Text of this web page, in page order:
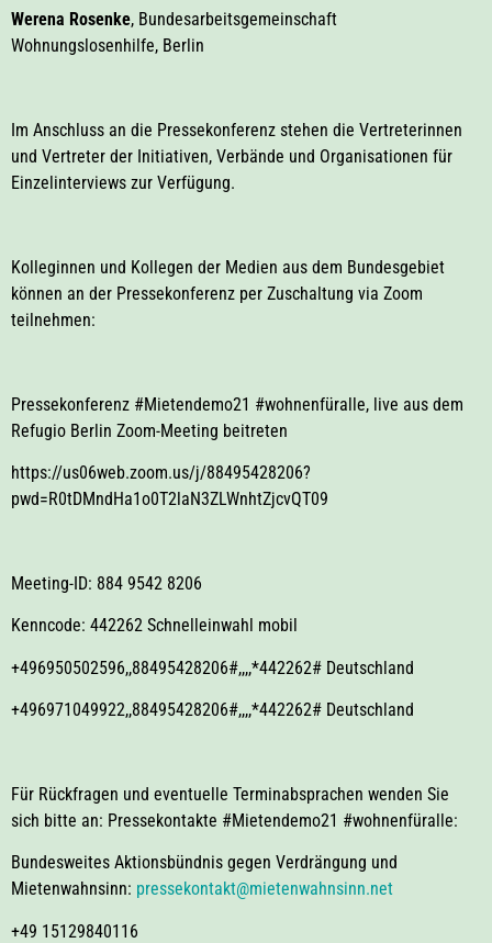
Werena Rosenke, Bundesarbeitsgemeinschaft
Wohnungslosenhilfe, Berlin
Im Anschluss an die Pressekonferenz stehen die Vertreterinnen
und Vertreter der Initiativen, Verbände und Organisationen für
Einzelinterviews zur Verfügung.
Kolleginnen und Kollegen der Medien aus dem Bundesgebiet
können an der Pressekonferenz per Zuschaltung via Zoom
teilnehmen:
Pressekonferenz #Mietendemo21 #wohnenfüralle, live aus dem
Refugio Berlin Zoom-Meeting beitreten
https://us06web.zoom.us/j/88495428206?
pwd=R0tDMndHa1o0T2laN3ZLWnhtZjcvQT09
Meeting-ID: 884 9542 8206
Kenncode: 442262 Schnelleinwahl mobil
+496950502596,,88495428206#,,,,*442262# Deutschland
+496971049922,,88495428206#,,,,*442262# Deutschland
Für Rückfragen und eventuelle Terminabsprachen wenden Sie
sich bitte an: Pressekontakte #Mietendemo21 #wohnenfüralle:
Bundesweites Aktionsbündnis gegen Verdrängung und
Mietenwahnsinn: pressekontakt@mietenwahnsinn.net
+49 15129840116